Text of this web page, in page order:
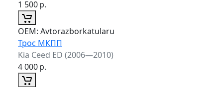
1 500р.
ОЕМ: Avtorazborkatularu
Трос МКПП
Kia Ceed ED (2006—2010)
4 000р.